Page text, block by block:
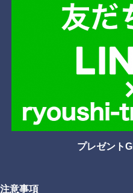
プレゼント
注意事項